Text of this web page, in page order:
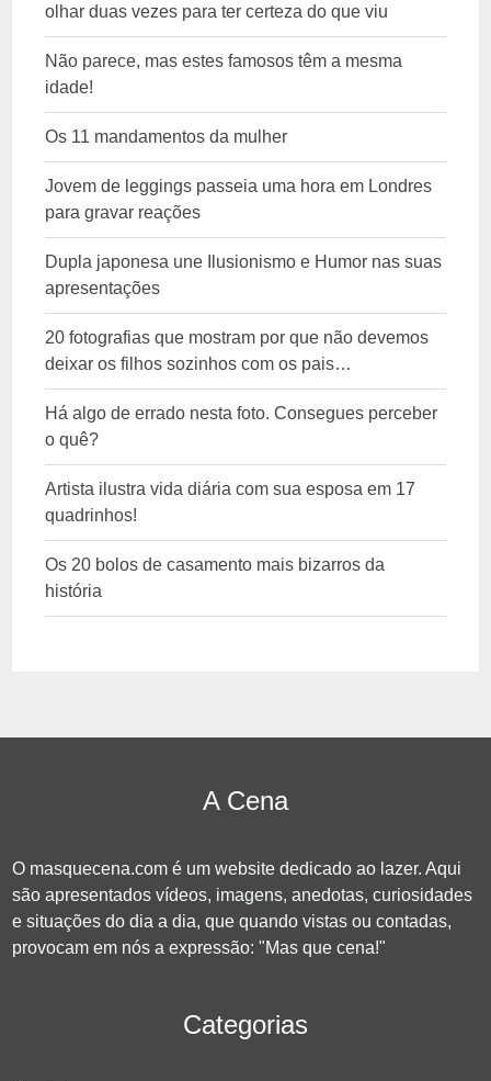
olhar duas vezes para ter certeza do que viu
Não parece, mas estes famosos têm a mesma
idade!
Os 11 mandamentos da mulher
Jovem de leggings passeia uma hora em Londres
para gravar reações
Dupla japonesa une Ilusionismo e Humor nas suas
apresentações
20 fotografias que mostram por que não devemos
deixar os filhos sozinhos com os pais…
Há algo de errado nesta foto. Consegues perceber
o quê?
Artista ilustra vida diária com sua esposa em 17
quadrinhos!
Os 20 bolos de casamento mais bizarros da
história
A Cena
O masquecena.com é um website dedicado ao lazer. Aqui
são apresentados vídeos, imagens, anedotas, curiosidades
e situações do dia a dia, que quando vistas ou contadas,
provocam em nós a expressão: "Mas que cena!"
Categorias